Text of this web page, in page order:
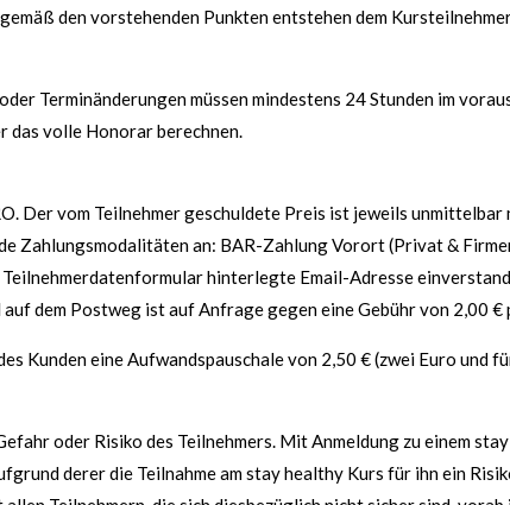
den vorstehenden Punkten entstehen dem
Terminänderungen müssen mindestens 24 Stunden im
das volle Honorar berechnen.
Der vom Teilnehmer geschuldete Preis ist jeweils
Zahlungsmodalitäten an: BAR-Zahlung Vorort (Privat &
hinterlegte Email-Adresse
dem Postweg ist auf Anfrage gegen eine Gebühr von 2,00 €
Kunden eine Aufwandspauschale von 2,50 € (zwei Euro und
oder Risiko des Teilnehmers. Mit Anmeldung zu einem
derer die Teilnahme am stay healthy Kurs für ihn ein